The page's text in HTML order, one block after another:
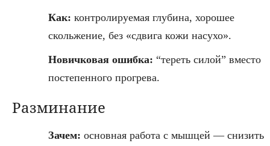
Как: контролируемая глубина, хорошее
скольжение, без «сдвига кожи насухо».
Новичковая ошибка: “тереть силой” вместо
постепенного прогрева.
Разминание
Зачем: основная работа с мышцей — снизить